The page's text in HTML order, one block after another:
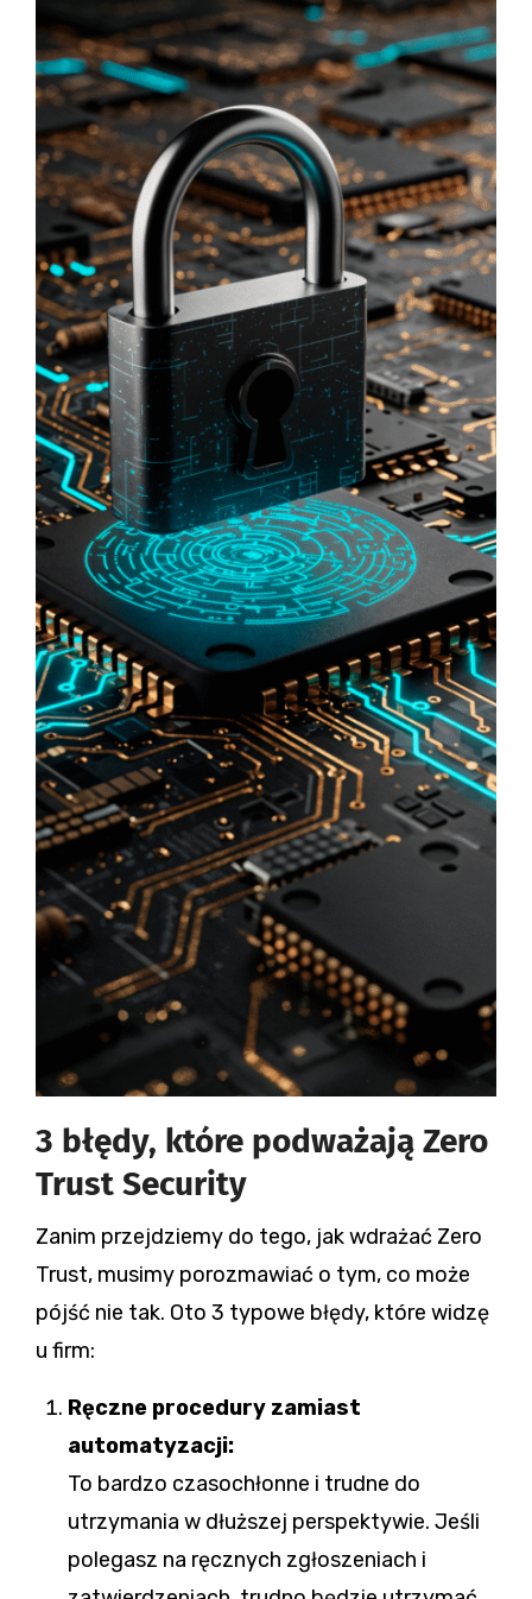
3 błędy, które podważają Zero
Trust Security
Zanim przejdziemy do tego, jak wdrażać Zero
Trust, musimy porozmawiać o tym, co może
pójść nie tak. Oto 3 typowe błędy, które widzę
u firm:
Ręczne procedury zamiast
automatyzacji:
To bardzo czasochłonne i trudne do
utrzymania w dłuższej perspektywie. Jeśli
polegasz na ręcznych zgłoszeniach i